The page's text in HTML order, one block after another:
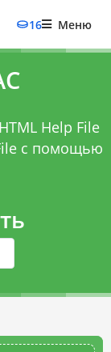
16 Меню
Help File
с помощью